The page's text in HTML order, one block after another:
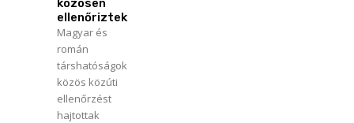
közösen
ellenőriztek
Magyar és
román
társhatóságok
közös közúti
ellenőrzést
hajtottak